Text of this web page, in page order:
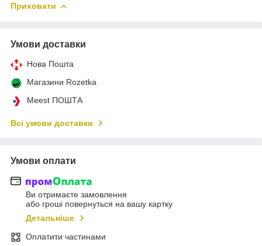
Приховати
Умови доставки
Нова Пошта
Магазини Rozetka
Meest ПОШТА
Всі умови доставки
Умови оплати
Ви отримаєте замовлення
або гроші повернуться на вашу картку
Детальніше
Оплатити частинами